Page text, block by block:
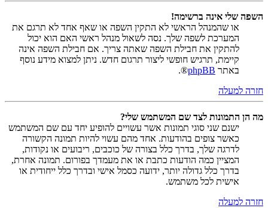
השפה שלי אינה ברשימה!
או שהמנהל הראשי לא התקין השפה או שאף אחד לא תרגם את
המערכת לשפה שלך. נסה לשאול מנהל ראשי האם הוא יכול
להתקין את חבילת השפה שאתה צריך. אם חבילת השפה אינה
קיימת, תרגיש חופשי ליצור תרגום חדש. ניתן למצוא מידע נוסף
באתר phpBB
®.
חזרה למעלה
מה הן התמונות לצד שם המשתמש שלי?
ישנם שני סוגי תמונות אשר עשויים להופיע יחד עם שם המשתמש
כאשר צופים בהודעות. אחד מהם עשוי להיות תמונה הקשורה
לדרגה שלך, בדרך כלל בצורה של כוכבים, ריבועים או נקודות,
המציין כמה הודעות כתבת או את מעמדך בפורום. תמונה אחרת,
בדרך כלל גדולה יותר, ידועה כסמל אישי ובדרך כלל ייחודית או
אישית לכל משתמש.
חזרה למעלה